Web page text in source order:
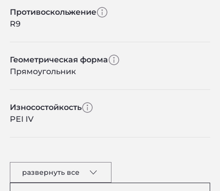
Противоскольжение
R9
Геометрическая форма
Прямоугольник
Износостойкость
PEI IV
развернуть все